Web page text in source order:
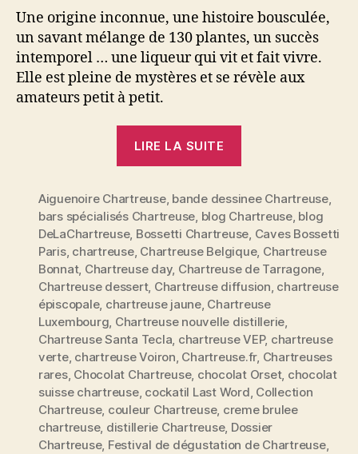
Une origine inconnue, une histoire bousculée,
un savant mélange de 130 plantes, un succès
intemporel … une liqueur qui vit et fait vivre.
Elle est pleine de mystères et se révèle aux
amateurs petit à petit.
LIRE LA SUITE
reine
des
liqueurs
et
véritable
élixir
de
vie »
Aiguenoire Chartreuse, bande dessinee Chartreuse,
bars spécialisés Chartreuse, blog Chartreuse, blog
DeLaChartreuse, Bossetti Chartreuse, Caves Bossetti
Paris, chartreuse, Chartreuse Belgique, Chartreuse
Bonnat, Chartreuse day, Chartreuse de Tarragone,
Chartreuse dessert, Chartreuse diffusion, chartreuse
épiscopale, chartreuse jaune, Chartreuse
Luxembourg, Chartreuse nouvelle distillerie,
Chartreuse Santa Tecla, chartreuse VEP, chartreuse
verte, chartreuse Voiron, Chartreuse.fr, Chartreuses
rares, Chocolat Chartreuse, chocolat Orset, chocolat
suisse chartreuse, cockatil Last Word, Collection
Chartreuse, couleur Chartreuse, creme brulee
chartreuse, distillerie Chartreuse, Dossier
Chartreuse, Festival de dégustation de Chartreuse,